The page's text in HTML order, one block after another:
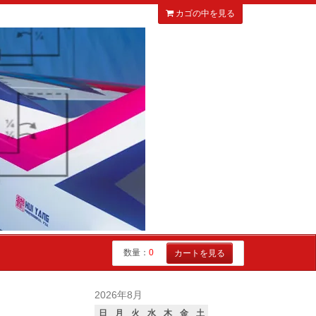
カゴの中を見る
数量： 0 カートを見る
2026年8月
日 月 火 水 木 金 土